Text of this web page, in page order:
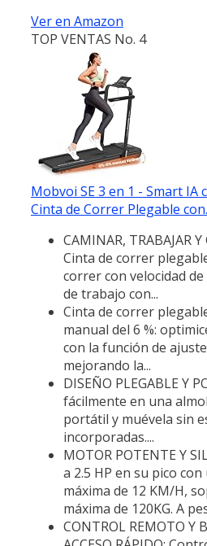
Ver en Amazon
TOP VENTAS No. 4
Mobvoi SE 3 en 1 - Smart IA
Cinta de Correr Plegable
CAMINAR, TRABAJAR Y
Cinta de correr
correr con velocidad
de trabajo con...
Cinta de correr
manual del 6 %:
con la función de
mejorando la...
DISEÑO PLEGABLE Y
fácilmente en una
portátil y muévela sin
incorporadas....
MOTOR POTENTE Y
a 2.5 HP en su pico
máxima de 12 KM/H,
máxima de 120KG. A
CONTROL REMOTO Y